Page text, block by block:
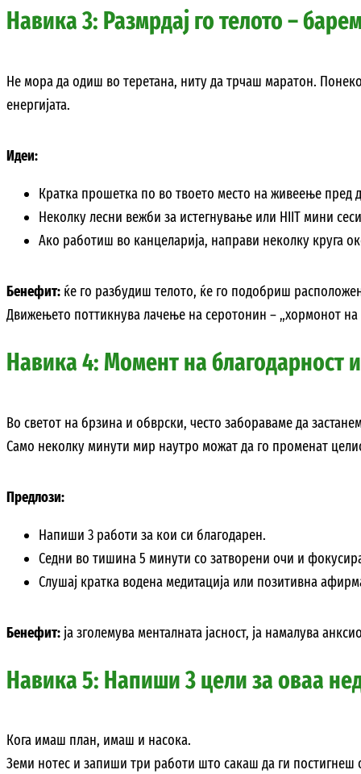
Навика 3: Размрдај го телото –
Не мора да одиш во теретана, ниту да трчаш маратон.
енергијата.
Идеи:
Кратка прошетка по во твоето место на живеење пред
Неколку лесни вежби за истегнување или HIIT мини
Ако работиш во канцеларија, направи неколку круга
Бенефит: ќе го разбудиш телото, ќе го подобриш
Движењето поттикнува лачење на серотонин – „хормонот на
Навика 4: Момент на благодарност
Во светот на брзина и обврски, често забораваме да
Само неколку минути мир наутро можат да го променат
Предлози:
Напиши 3 работи за кои си благодарен.
Седни во тишина 5 минути со затворени очи и
Слушај кратка водена медитација или позитивна
Бенефит: ја зголемува менталната јасност, ја намалува
Навика 5: Напиши 3 цели за оваа
Кога имаш план, имаш и насока.
Земи нотес и запиши три работи што сакаш да ги